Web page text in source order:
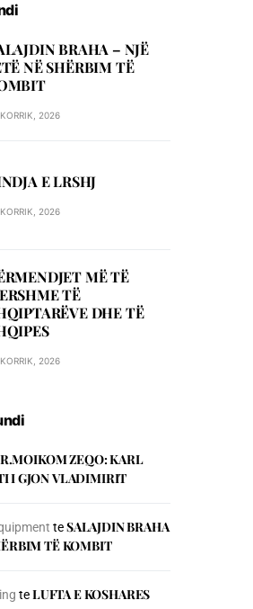
BRAHA – NJЁ
NЁ SHЁRBIM TЁ
2026
E LRSHJ
2026
MË TË
TË
DHE TË
2026
ZEQO: KARL
I GJON VLADIMIRIT
teSALAJDIN BRAHA
TЁ KOMBIT
teLUFTA E KOSHARES